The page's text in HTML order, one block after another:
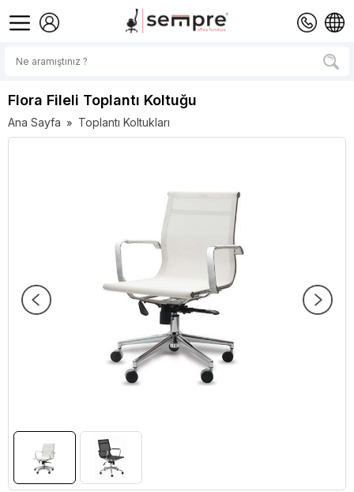
Flora Fileli Toplantı Koltuğu
Ana Sayfa » Toplantı Koltukları